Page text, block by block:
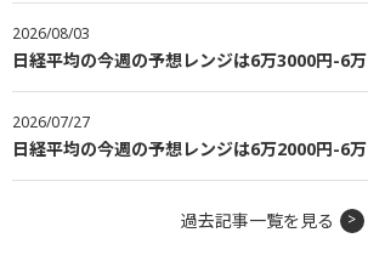
2026/08/03
日経平均の今週の予想レンジは6万3000円-6
2026/07/27
日経平均の今週の予想レンジは6万2000円-6
過去記事一覧を見る